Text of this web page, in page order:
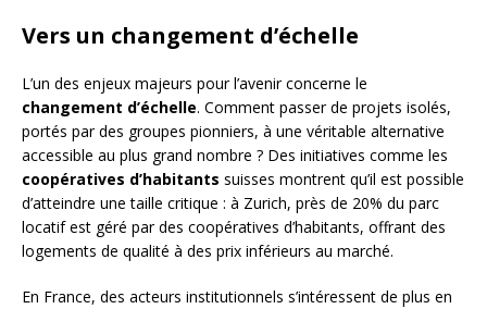
Vers un changement d’échelle
L’un des enjeux majeurs pour l’avenir concerne le
changement d’échelle. Comment passer de projets isolés,
portés par des groupes pionniers, à une véritable alternative
accessible au plus grand nombre ? Des initiatives comme les
coopératives d’habitants suisses montrent qu’il est possible
d’atteindre une taille critique : à Zurich, près de 20% du parc
locatif est géré par des coopératives d’habitants, offrant des
logements de qualité à des prix inférieurs au marché.
En France, des acteurs institutionnels s’intéressent de plus en